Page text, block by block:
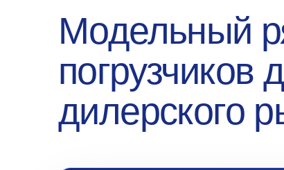
Модельный
погрузчиков
дилерского